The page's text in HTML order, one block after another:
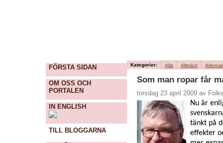
FÖRSTA SIDAN
OM OSS OCH
PORTALEN
IN ENGLISH
TILL BLOGGARNA
Kategorier: Alla Allmänt
Som man ropar får
torsdag 23 april 2009 av
Nu är
tänkt på
effekter